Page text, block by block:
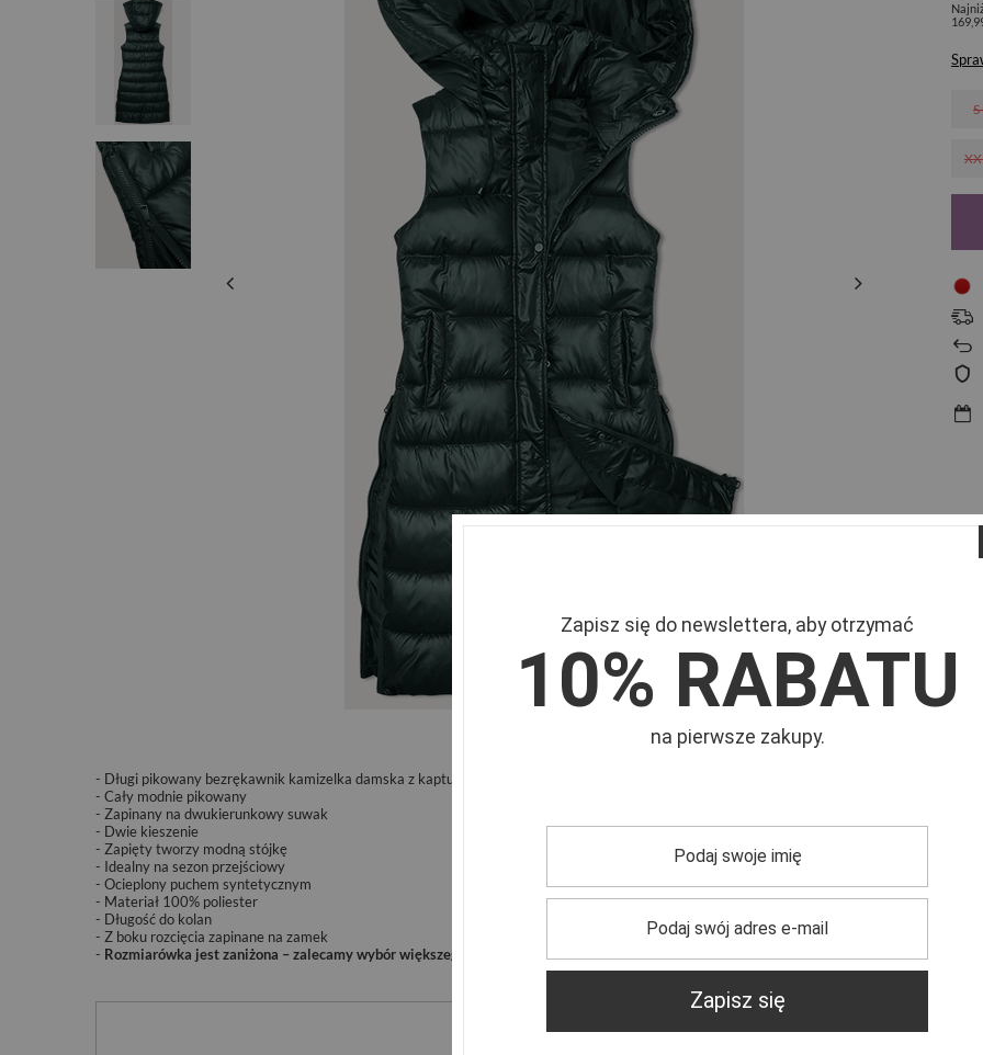
- Długi pikowany bezrękawnik kamizelka damska z kapturem
- Cały modnie pikowany
- Zapinany na dwukierunkowy suwak
- Dwie kieszenie
- Zapięty tworzy modną stójkę
- Idealny na sezon przejściowy
- Ocieplony puchem syntetycznym
- Materiał 100% poliester
- Długość do kolan
- Z boku rozcięcia zapinane na zamek
- Rozmiarówka jest zaniżona – zalecamy wybór większego rozmiaru.
Zapisz się do newslettera, aby otrzymać
10% RABATU
na pierwsze zakupy.
Zapisz się